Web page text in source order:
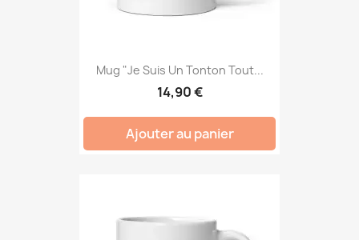
Mug "Je Suis Un Tonton Tout...
14,90 €
Ajouter au panier